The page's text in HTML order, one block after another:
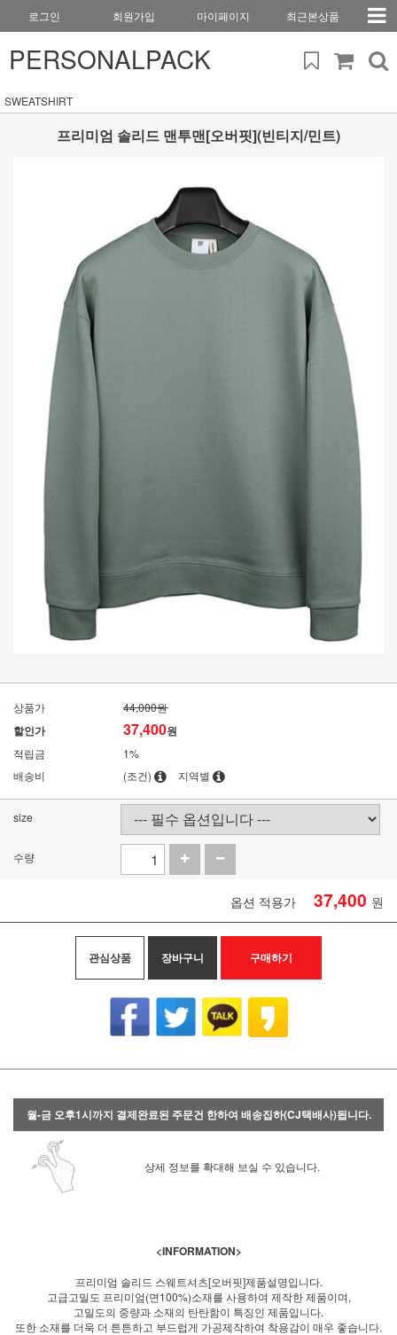
로그인 회원가입 마이페이지 최근본상품
PERSONALPACK
SWEATSHIRT
프리미엄 솔리드 맨투맨[오버핏](빈티지/민트)
상품가 44,000원
할인가 37,400원
적립금
1%
배송비
(조건) 지역별
size
수량
옵션 적용가 37,400 원
관심상품 장바구니 구매하기
월-금 오후1시까지 결제완료된 주문건 한하여 배송집하(CJ택배사)됩니다.
상세 정보를 확대해 보실 수 있습니다.
<INFORMATION>
프리미엄 솔리드 스웨트셔츠[오버핏]제품설명입니다.
고급고밀도 프리미엄(면100%)소재를 사용하여 제작한 제품이며,
고밀도의 중량과 소재의 탄탄함이 특징인 제품입니다.
또한 소재를 더욱 더 튼튼하고 부드럽게 가공제작하여 착용감이 매우 좋습니다.